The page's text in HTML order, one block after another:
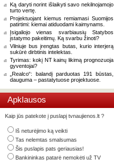
Ką daryti norint išlaikyti savo nekilnojamojo
turto vertę.
Projektuojant kiemus remiamasi Suomijos
patirtimi: kiemai atiduodami kaimynams.
Įsigaliojo vienas svarbiausių Statybos
įstatymo pakeitimų. Ką svarbu žinoti?
Vilniuje bus įrengtas butas, kurio interjerą
sukūrė dirbtinis intelektas.
Tyrimas: kokį NT kainų likimą prognozuoja
gyventojai?
„Realco“: balandį parduotas 191 būstas,
dauguma – pastatytuose projektuose.
Apklausos
Kaip jūs patekote į puslapį tvnaujienos.lt ?
Iš neturėjimo ką veikti
Tas nelemtas smalsumas
Šis puslapis pats geriausias!
Bankininkas patarė nemokėti už TV